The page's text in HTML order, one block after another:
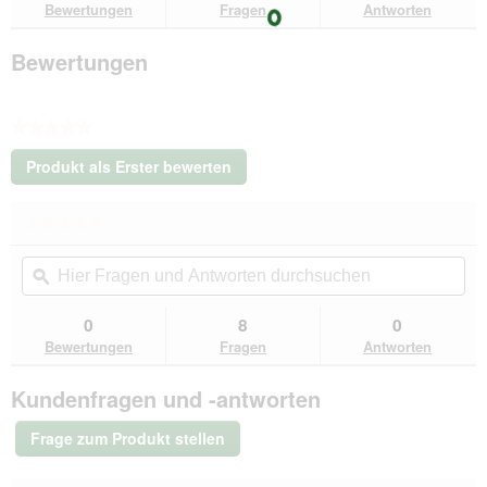
oliv
Bewertungen Fragen Antworten
Bewertungen
Kein
Beurteilungswert
Produkt als Erster bewerten
.
wird
ein
Dialogfeld
geöffnet.
Beurteilungswert
für
Wolters
Cosy
oliv
Hier
Fragen
und
durchsuchen
ϙ
0
Bewertungen
8
Fragen
0
Antworten
Kundenfragen und -antworten
Frage zum Produkt stellen